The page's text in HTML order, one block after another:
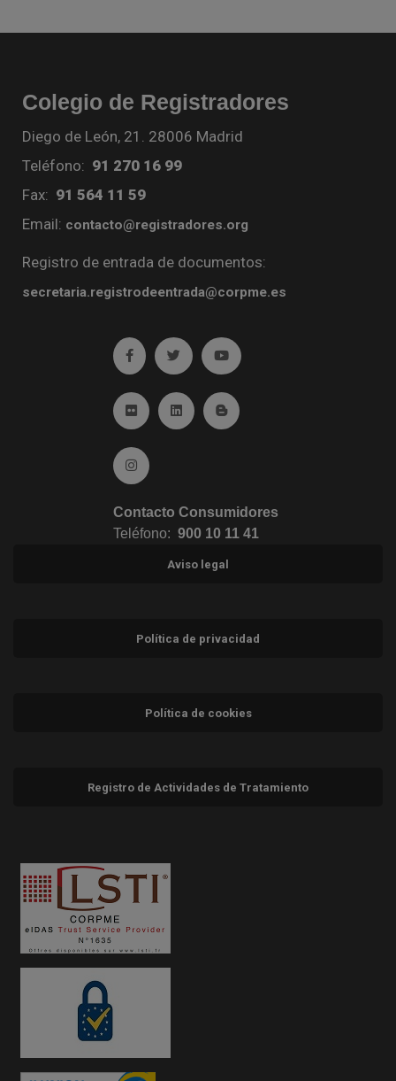
Colegio de Registradores
Diego de León, 21. 28006 Madrid
Teléfono: 91 270 16 99
Fax: 91 564 11 59
Email: contacto@registradores.org
Registro de entrada de documentos:
secretaria.registrodeentrada@corpme.es
Ir a facebook (abre en ventana nueva)
Ir a twitter (abre en ventana nueva)
Ir a YouTube (abre en
Ir a Flickr (abre en ventana nueva)
Ir a Linkedin (abre en ventana nueva)
Ir al Blog (abre en ventana
Ir a Instagram (abre en ventana nueva)
Contacto Consumidores
Teléfono: 900 10 11 41
Aviso legal
Política de privacidad
Política de cookies
Registro de Actividades de Tratamiento